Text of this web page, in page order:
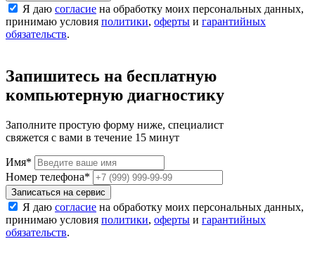
Я даю согласие на обработку моих персональных данных,
принимаю условия политики, оферты и гарантийных
обязательств.
Запишитесь на бесплатную
компьютерную диагностику
Заполните простую форму ниже, специалист
свяжется с вами в течение 15 минут
Имя*
Номер телефона*
Записаться на сервис
Я даю согласие на обработку моих персональных данных,
принимаю условия политики, оферты и гарантийных
обязательств.